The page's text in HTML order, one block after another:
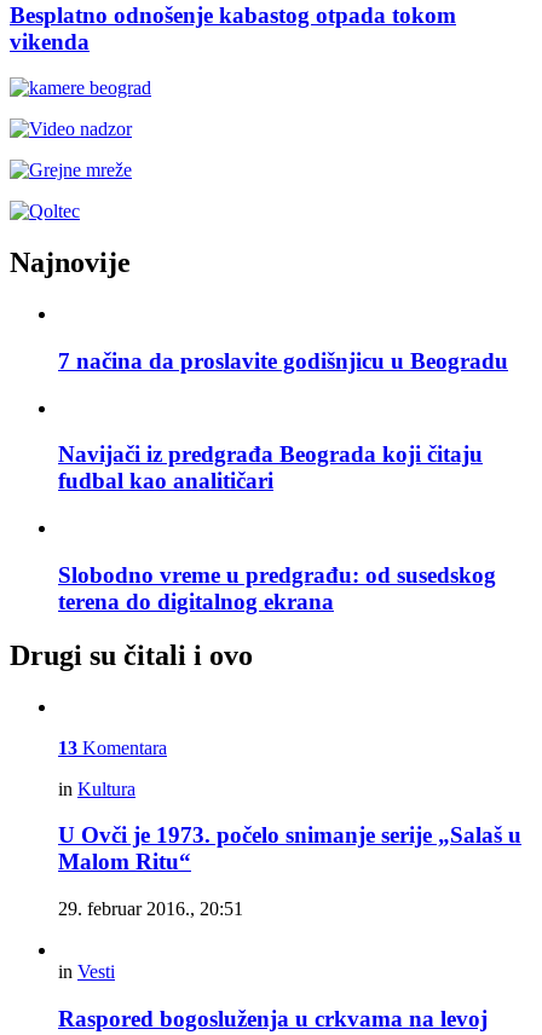
Besplatno odnošenje kabastog otpada tokom
vikenda
Najnovije
7 načina da proslavite godišnjicu u Beogradu
Navijači iz predgrađa Beograda koji čitaju
fudbal kao analitičari
Slobodno vreme u predgrađu: od susedskog
terena do digitalnog ekrana
Drugi su čitali i ovo
13 Komentara
in Kultura
U Ovči je 1973. počelo snimanje serije „Salaš u
Malom Ritu“
29. februar 2016., 20:51
in Vesti
Raspored bogosluženja u crkvama na levoj